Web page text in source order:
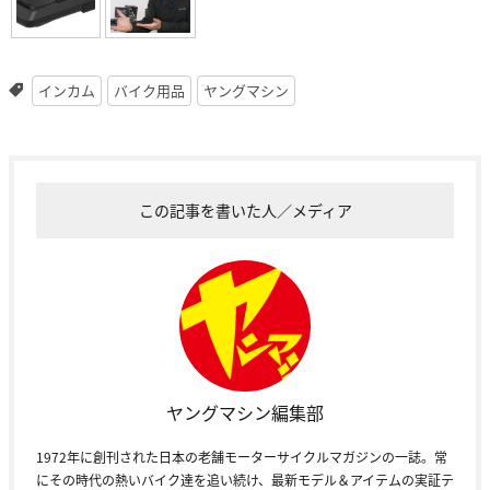
インカム バイク用品 ヤングマシン
この記事を書いた人／メディア
ヤングマシン編集部
1972年に創刊された日本の老舗モーターサイクルマガジンの一誌。常
にその時代の熱いバイク達を追い続け、最新モデル＆アイテムの実証テ